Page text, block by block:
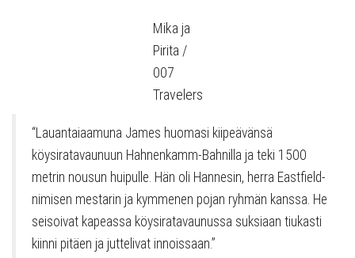
Mika ja
Pirita /
007
Travelers
“Lauantaiaamuna James huomasi kiipeävänsä
köysiratavaunuun Hahnenkamm-Bahnilla ja teki 1500
metrin nousun huipulle. Hän oli Hannesin, herra Eastfield-
nimisen mestarin ja kymmenen pojan ryhmän kanssa. He
seisoivat kapeassa köysiratavaunussa suksiaan tiukasti
kiinni pitäen ja juttelivat innoissaan.”